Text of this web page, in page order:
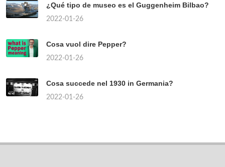
¿Qué tipo de museo es el Guggenheim Bilbao?
2022-01-26
Cosa vuol dire Pepper?
2022-01-26
Cosa succede nel 1930 in Germania?
2022-01-26